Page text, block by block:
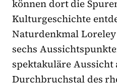
können dort die
Kulturgeschichte
Naturdenkmal
sechs
spektakuläre Aussicht
Durchbruchstal des